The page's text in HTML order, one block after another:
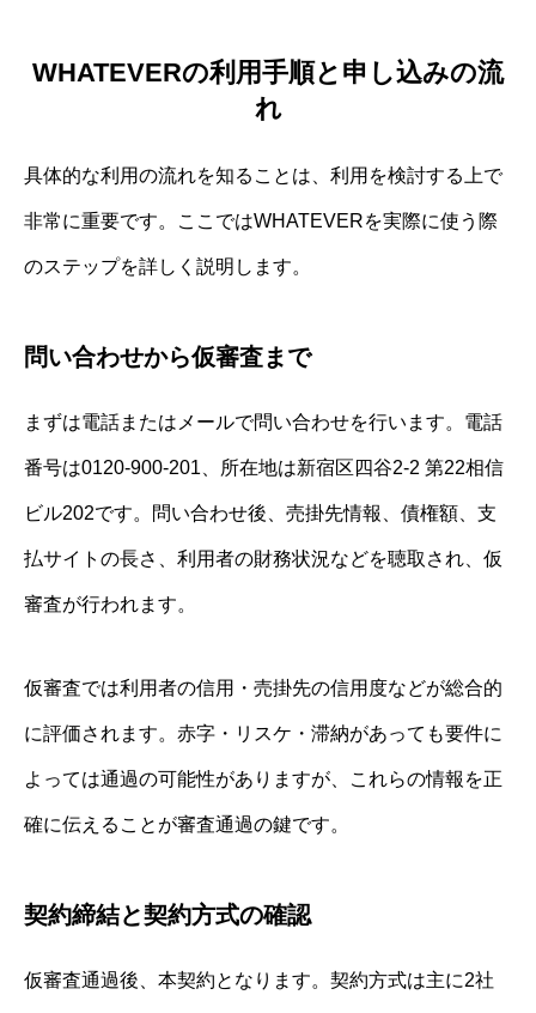
WHATEVERの利用手順と申し込みの流
れ
具体的な利用の流れを知ることは、利用を検討する上で
非常に重要です。ここではWHATEVERを実際に使う際
のステップを詳しく説明します。
問い合わせから仮審査まで
まずは電話またはメールで問い合わせを行います。電話
番号は0120‐900-201、所在地は新宿区四谷2‐2 第22相信
ビル202です。問い合わせ後、売掛先情報、債権額、支
払サイトの長さ、利用者の財務状況などを聴取され、仮
審査が行われます。
仮審査では利用者の信用・売掛先の信用度などが総合的
に評価されます。赤字・リスケ・滞納があっても要件に
よっては通過の可能性がありますが、これらの情報を正
確に伝えることが審査通過の鍵です。
契約締結と契約方式の確認
仮審査通過後、本契約となります。契約方式は主に2社